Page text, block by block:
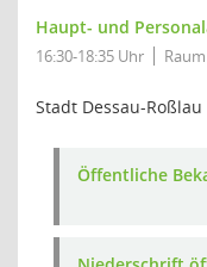
Haupt- und
16:30-18:35 Uhr
Stadt Dessau-Roßlau
Öffentliche